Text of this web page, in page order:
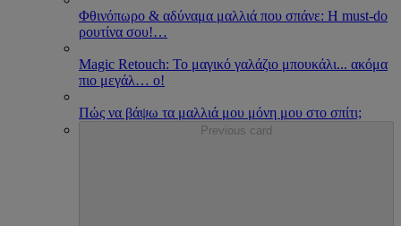
Φθινόπωρο & αδύναμα μαλλιά που σπάνε: Η must-do
ρουτίνα σου!…
Magic Retouch: Το μαγικό γαλάζιο μπουκάλι... ακόμα
πιο μεγάλ… ο!
Πώς να βάψω τα μαλλιά μου μόνη μου στο σπίτι;
Previous card